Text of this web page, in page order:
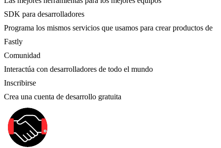
SDK para desarrolladores
Programa los mismos servicios que usamos para crear productos de
Fastly
Comunidad
Interactúa con desarrolladores de todo el mundo
Inscribirse
Crea una cuenta de desarrollo gratuita